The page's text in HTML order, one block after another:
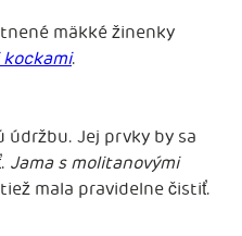
mäkké žinenky
kockami.
údržbu. Jej prvky by sa
Jama s molitanovými
mala pravidelne čistiť.